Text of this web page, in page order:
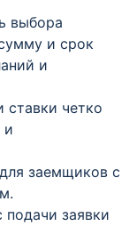
выбора
и срок
и
ставки четко
и
заемщиков с
заявки